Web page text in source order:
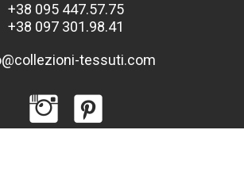
+38 095 447.57.75
+38 097 301.98.41
tessuti.com